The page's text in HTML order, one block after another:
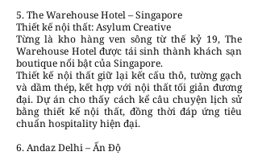
5. The Warehouse Hotel – Singapore
Thiết kế nội thất: Asylum Creative
Từng là kho hàng ven sông từ thế kỷ 19, The
Warehouse Hotel được tái sinh thành khách sạn
boutique nổi bật của Singapore.
Thiết kế nội thất giữ lại kết cấu thô, tường gạch
và dầm thép, kết hợp với nội thất tối giản đương
đại. Dự án cho thấy cách kể câu chuyện lịch sử
bằng thiết kế nội thất, đồng thời đáp ứng tiêu
chuẩn hospitality hiện đại.
6. Andaz Delhi – Ấn Độ